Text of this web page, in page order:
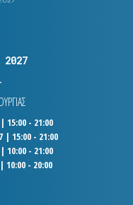
- 21:00
| 15:00 - 21:00
10:00 - 21:00
10:00 - 20:00